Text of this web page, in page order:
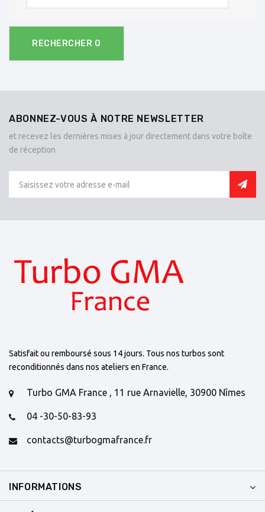
RECHERCHER 0
ABONNEZ-VOUS À NOTRE NEWSLETTER
et recevez les dernières mises à jour directement dans votre boîte
de réception
Satisfait ou remboursé sous 14 jours. Tous nos turbos sont
reconditionnés dans nos ateliers en France.
Turbo GMA France , 11 rue Arnavielle, 30900 Nîmes
04 -30-50-83-93
contacts@turbogmafrance.fr
INFORMATIONS